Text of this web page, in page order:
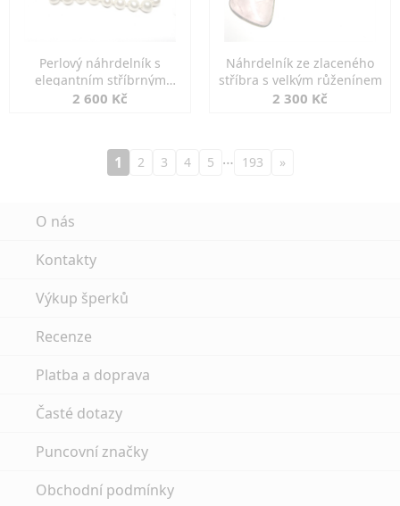
Perlový náhrdelník s
elegantním stříbrným
zapínáním
2 600 Kč
Náhrdelník ze zlaceného
stříbra s velkým růženínem
2 300 Kč
1 2 3 4 5 … 193 »
O nás
Kontakty
Výkup šperků
Recenze
Platba a doprava
Časté dotazy
Puncovní značky
Obchodní podmínky